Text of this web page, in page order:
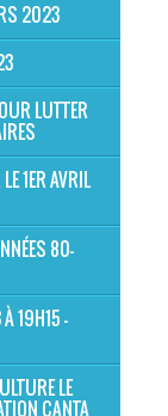
2023
LUTTER
1ER AVRIL
80-
19H15 -
LE
CANTA